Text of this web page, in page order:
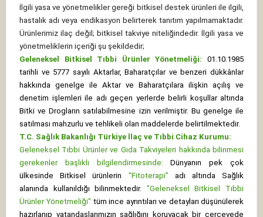
İlgili yasa ve yönetmelikler gereği bitkisel destek ürünleri ile ilgili,
hastalık adı veya endikasyon belirterek tanıtım yapılmamaktadır.
Ürünlerimiz ilaç değil; bitkisel takviye niteliğindedir. İlgili yasa ve
yönetmeliklerin içeriği şu şekildedir;
Geleneksel Bitkisel Tıbbi Ürünler Yönetmeliği: 01.10.1985
tarihli ve 5777 sayılı Aktarlar, Baharatçılar ve benzeri dükkânlar
hakkında genelge ile Aktar ve Baharatçılara ilişkin açılış ve
denetim işlemleri ile adı geçen yerlerde belirli koşullar altında
Bitki ve Drogların satılabilmesine izin verilmiştir. Bu genelge ile
satılması mahzurlu ve tehlikeli olan maddelerde belirtilmektedir.
T.C. Sağlık Bakanlığı Türkiye İlaç ve Tıbbi Cihaz Kurumu:
Geleneksel Tıbbi Ürünler ve Gıda Takviyeleri hakkında bilinmesi
gerekenler başlıklı bilgilendirmesinde:
Dünyanın pek çok
ülkesinde Bitkisel ürünlerin “Fitoterapi” adı altında Sağlık
alanında kullanıldığı bilinmektedir. "Geleneksel Bitkisel Tıbbi
Ürünler Yönetmeliği" tüm ince ayrıntıları ve detayları düşünülerek
hazırlanıp vatandaşlarımızın sağlığını koruyacak bir çerçevede